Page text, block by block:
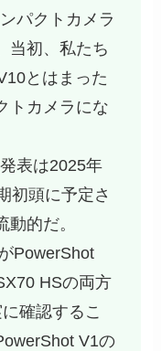
パクトカメラ
当初、私たち
とはまった
トカメラにな
表は2025年
初頭に予定さ
的だ。
PowerShot
HSの両方
確認するこ
V1の